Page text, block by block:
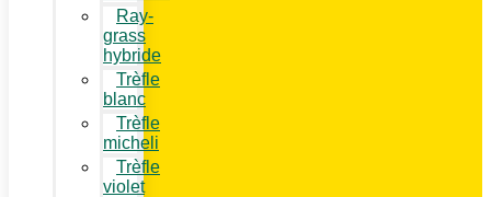
Ray-
grass
hybride
Trèfle
blanc
Trèfle
micheli
Trèfle
violet